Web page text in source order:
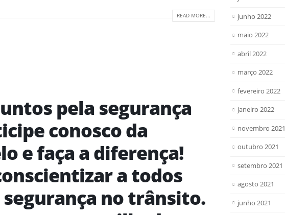
READ MORE...
pela segurança
conosco da
e faça a diferença!
a todos
no trânsito.
junho 2022
maio 2022
abril 2022
março 2022
fevereiro 2022
janeiro 2022
novembro 2021
outubro 2021
setembro 2021
agosto 2021
junho 2021